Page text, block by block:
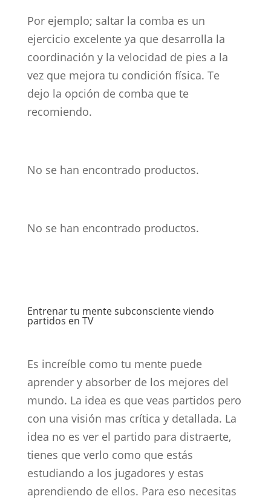
Por ejemplo; saltar la comba es un
ejercicio excelente ya que desarrolla la
coordinación y la velocidad de pies a la
vez que mejora tu condición física. Te
dejo la opción de comba que te
recomiendo.
No se han encontrado productos.
No se han encontrado productos.
Entrenar tu mente subconsciente viendo
partidos en TV
Es increíble como tu mente puede
aprender y absorber de los mejores del
mundo. La idea es que veas partidos pero
con una visión mas crítica y detallada. La
idea no es ver el partido para distraerte,
tienes que verlo como que estás
estudiando a los jugadores y estas
aprendiendo de ellos. Para eso necesitas